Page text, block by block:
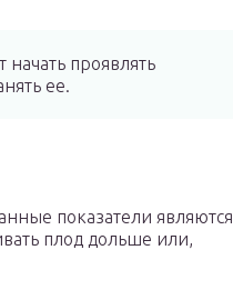
проявлять
ее.
показатели являются
плод дольше или,